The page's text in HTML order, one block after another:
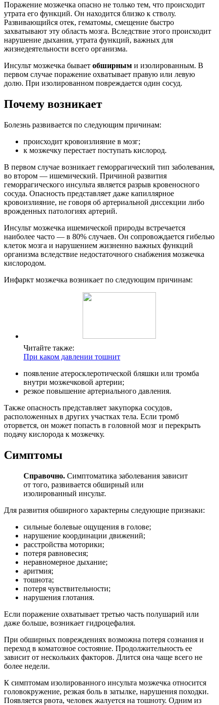
Поражение мозжечка опасно не только тем, что происходит
утрата его функций. Он находится близко к стволу.
Развивающийся отек, гематомы, смещение быстро
захватывают эту область мозга. Вследствие этого происходит
нарушение дыхания, утрата функций, важных для
жизнедеятельности всего организма.
Инсульт мозжечка бывает обширным и изолированным. В
первом случае поражение охватывает правую или левую
долю. При изолированном повреждается один сосуд.
Почему возникает
Болезнь развивается по следующим причинам:
происходит кровоизлияние в мозг;
к мозжечку перестает поступать кислород.
В первом случае возникает геморрагический тип заболевания,
во втором — ишемический. Причиной развития
геморрагического инсульта является разрыв кровеносного
сосуда. Опасность представляет даже капиллярное
кровоизлияние, не говоря об артериальной диссекции либо
врожденных патологиях артерий.
Инсульт мозжечка ишемической природы встречается
наиболее часто — в 80% случаев. Он сопровождается гибелью
клеток мозга и нарушением жизненно важных функций
организма вследствие недостаточного снабжения мозжечка
кислородом.
Инфаркт мозжечка возникает по следующим причинам:
Читайте также:
При каком давлении тошнит
появление атеросклеротической бляшки или тромба
внутри мозжечковой артерии;
резкое повышение артериального давления.
Также опасность представляет закупорка сосудов,
расположенных в других участках тела. Если тромб
оторвется, он может попасть в головной мозг и перекрыть
подачу кислорода к мозжечку.
Симптомы
Справочно. Симптоматика заболевания зависит
от того, развивается обширный или
изолированный инсульт.
Для развития обширного характерны следующие признаки:
сильные болевые ощущения в голове;
нарушение координации движений;
расстройства моторики;
потеря равновесия;
неравномерное дыхание;
аритмия;
тошнота;
потеря чувствительности;
нарушения глотания.
Если поражение охватывает третью часть полушарий или
даже больше, возникает гидроцефалия.
При обширных повреждениях возможна потеря сознания и
переход в коматозное состояние. Продолжительность ее
зависит от нескольких факторов. Длится она чаще всего не
более недели.
К симптомам изолированного инсульта мозжечка относится
головокружение, резкая боль в затылке, нарушения походки.
Появляется рвота, человек жалуется на тошноту. Одним из